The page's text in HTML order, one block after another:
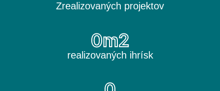
Zrealizovaných projektov
realizovaných ihrísk
0m2